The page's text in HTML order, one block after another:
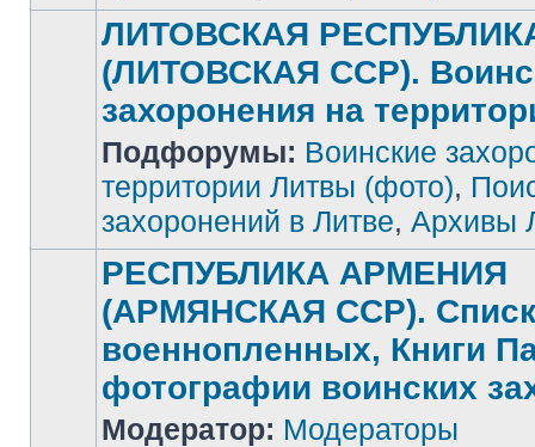
Нет
непрочитанных
ЛИТОВСКАЯ
(ЛИТОВСКАЯ ССР).
захоронения на
Подфорумы: Воинские
территории Литвы (фото),
захоронений в Литве, Архивы
непрочитанных
сообщений
РЕСПУБЛИКА АРМЕНИЯ
(АРМЯНСКАЯ ССР).
военнопленных, Книги
фотографии воинских
Модератор: Модераторы